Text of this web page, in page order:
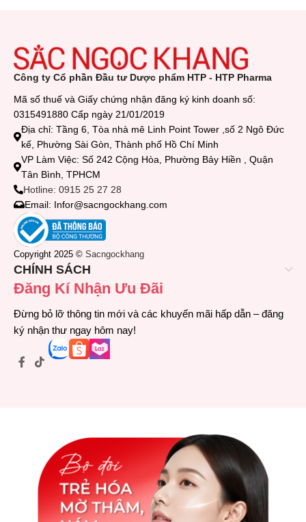
Công ty Cổ phần Đầu tư Dược phẩm HTP - HTP Pharma
Mã số thuế và Giấy chứng nhận đăng ký kinh doanh số:
0315491880 Cấp ngày 21/01/2019
Địa chỉ: Tầng 6, Tòa nhà mê Linh Point Tower ,số 2 Ngô Đức
kế, Phường Sài Gòn, Thành phố Hồ Chí Minh
VP Làm Việc: Số 242 Cộng Hòa, Phường Bảy Hiền , Quận
Tân Bình, TPHCM
Hotline: 0915 25 27 28
Email: Infor@sacngockhang.com
Copyright 2025 © Sacngockhang
CHÍNH SÁCH
Đăng Kí Nhận Ưu Đãi
Đừng bỏ lỡ thông tin mới và các khuyến mãi hấp dẫn – đăng
ký nhận thư ngay hôm nay!